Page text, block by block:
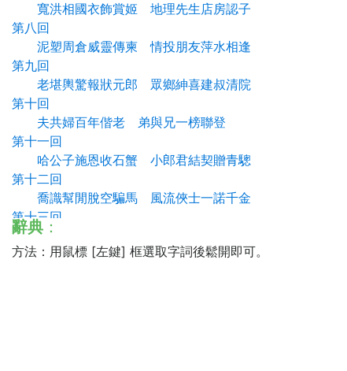
寬洪相國衣飾賞姬 地理先生店房認子
第八回
泥塑周倉威靈傳柬 情投朋友萍水相逢
第九回
老堪輿驚報狀元郎 眾鄉紳喜建叔清院
第十回
夫共婦百年偕老 弟與兄一榜聯登
第十一回
哈公子施恩收石蟹 小郎君結契贈青驄
第十二回
喬識幫閒脫空騙馬 風流俠士一諾千金
第十三回
耍西湖喜擲泥菩薩 轉荊州怒打假神仙
第十四回
辭典 ：
方法：用鼠標 [左鍵] 框選取字詞後鬆開即可。